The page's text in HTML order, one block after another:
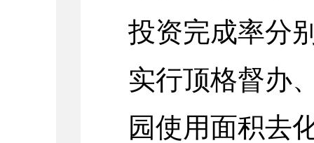
投资完成率分
实行顶格督办
园使用面积去